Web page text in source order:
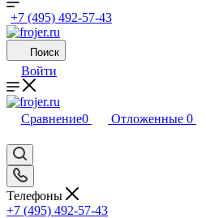
+7 (495) 492-57-43
Поиск
Войти
Сравнение0 Отложенные 0
Телефоны
+7 (495) 492-57-43